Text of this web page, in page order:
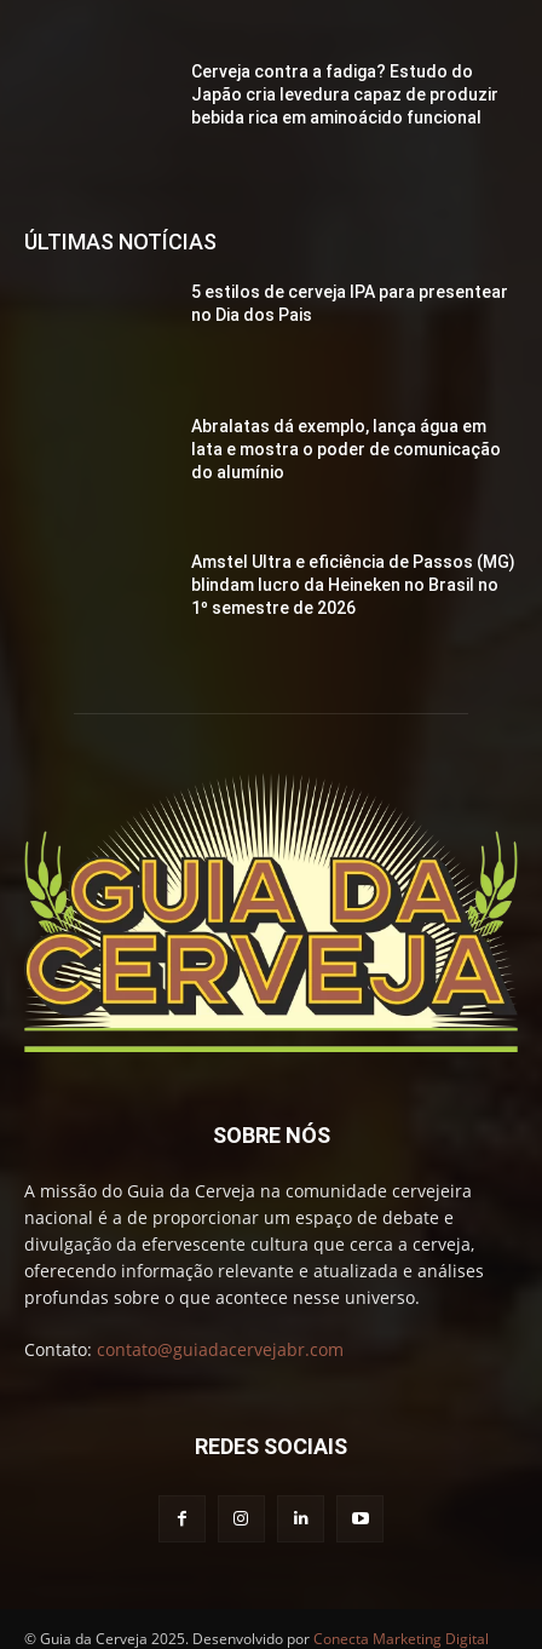
Cerveja contra a fadiga? Estudo do
Japão cria levedura capaz de produzir
bebida rica em aminoácido funcional
ÚLTIMAS NOTÍCIAS
5 estilos de cerveja IPA para presentear
no Dia dos Pais
Abralatas dá exemplo, lança água em
lata e mostra o poder de comunicação
do alumínio
Amstel Ultra e eficiência de Passos (MG)
blindam lucro da Heineken no Brasil no
1º semestre de 2026
SOBRE NÓS
A missão do Guia da Cerveja na comunidade cervejeira
nacional é a de proporcionar um espaço de debate e
divulgação da efervescente cultura que cerca a cerveja,
oferecendo informação relevante e atualizada e análises
profundas sobre o que acontece nesse universo.
Contato: contato@guiadacervejabr.com
REDES SOCIAIS
© Guia da Cerveja 2025. Desenvolvido porConecta Marketing Digital